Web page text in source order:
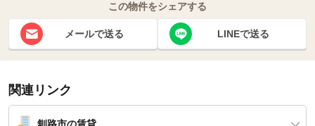
この物件をシェアする
メールで送る LINEで送る
関連リンク
釧路市の賃貸